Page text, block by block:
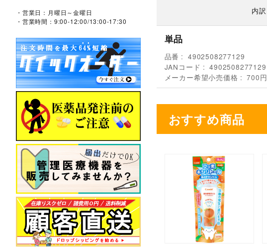
内訳
単品
品番
4902508277129
JANコード
4902508277129
メーカー希望小売価格
700円
おすすめ商品
・営業日：月曜日～金曜日
・営業時間：9:00-12:00/13:00-17:30